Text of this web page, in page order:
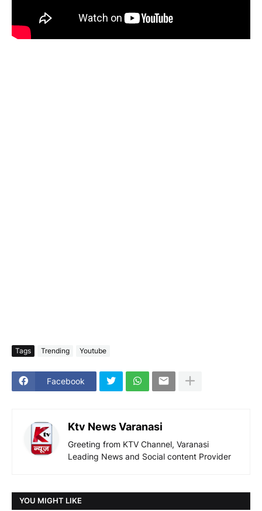
Tags Trending Youtube
Facebook
Ktv News Varanasi
Greeting from KTV Channel, Varanasi
Leading News and Social content Provider
YOU MIGHT LIKE